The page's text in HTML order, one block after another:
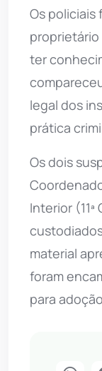
Os policiais
ter
legal dos
prática
Os dois
Interior
material
foram
para